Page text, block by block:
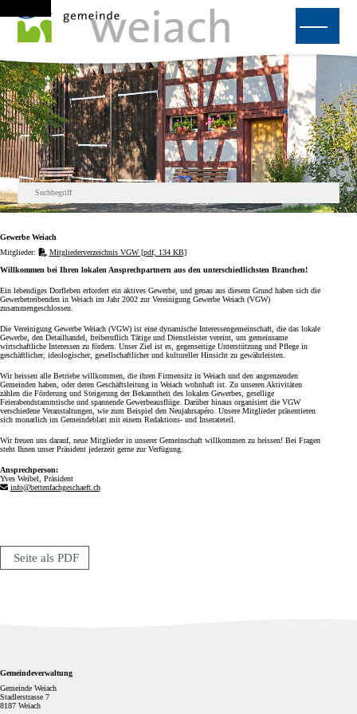
Suche
Gewerbe Weiach
Mitglieder:
Mitgliederverzeichnis VGW [pdf, 134 KB]
Willkommen bei Ihren lokalen Ansprechpartnern aus den unterschiedlichsten Branchen!
Ein lebendiges Dorfleben erfordert ein aktives Gewerbe, und genau aus diesem Grund haben sich die
Gewerbetreibenden in Weiach im Jahr 2002 zur Vereinigung Gewerbe Weiach (VGW)
zusammengeschlossen.
Die Vereinigung Gewerbe Weiach (VGW) ist eine dynamische Interessengemeinschaft, die das lokale
Gewerbe, den Detailhandel, freiberuflich Tätige und Dienstleister vereint, um gemeinsame
wirtschaftliche Interessen zu fördern. Unser Ziel ist es, gegenseitige Unterstützung und Pflege in
geschäftlicher, ideologischer, gesellschaftlicher und kultureller Hinsicht zu gewährleisten.
Wir heissen alle Betriebe willkommen, die ihren Firmensitz in Weiach und den angrenzenden
Gemeinden haben, oder deren Geschäftsleitung in Weiach wohnhaft ist. Zu unseren Aktivitäten
zählen die Förderung und Steigerung der Bekanntheit des lokalen Gewerbes, gesellige
Feierabendstammtische und spannende Gewerbeausflüge. Darüber hinaus organisiert die VGW
verschiedene Veranstaltungen, wie zum Beispiel den Neujahrsapéro. Unsere Mitglieder präsentieren
sich monatlich im Gemeindeblatt mit einem Redaktions- und Inserateteil.
Wir freuen uns darauf, neue Mitglieder in unserer Gemeinschaft willkommen zu heissen! Bei Fragen
steht Ihnen unser Präsident jederzeit gerne zur Verfügung.
Ansprechperson:
Yves Weibel, Präsident
info@bettenfachgeschaeft.ch
Seite als PDF
Gemeindeverwaltung
Gemeinde Weiach
Stadlerstrasse 7
8187 Weiach